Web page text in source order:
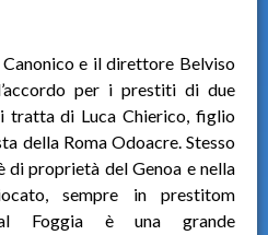
e il direttore Belviso
per i prestiti di due
tratta di Luca Chierico, figlio
della Roma Odoacre. Stesso
di proprietà del Genoa e nella
sempre in prestitom
al Foggia è una grande